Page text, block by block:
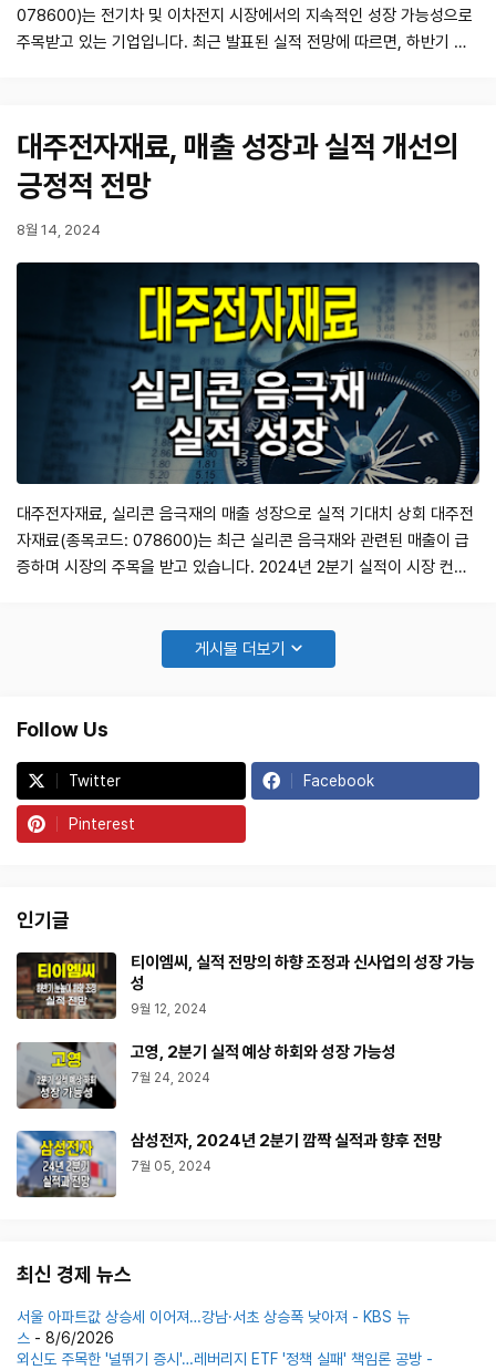
078600)는 전기차 및 이차전지 시장에서의 지속적인 성장 가능성으로
주목받고 있는 기업입니다. 최근 발표된 실적 전망에 따르면, 하반기 성
고객 다변화와 신차 탑재량 …
대주전자재료, 매출 성장과 실적 개선의
긍정적 전망
8월 14, 2024
대주전자재료, 실리콘 음극재의 매출 성장으로 실적 기대치 상회 대주전
자재료(종목코드: 078600)는 최근 실리콘 음극재와 관련된 매출이 급
증하며 시장의 주목을 받고 있습니다. 2024년 2분기 실적이 시장 컨센
총 매출액이 583억원에 달했습니다. 이는 전년 동기 대비 27% 증가한
게시물 더보기
Follow Us
Twitter Facebook
Pinterest
인기글
티이엠씨, 실적 전망의 하향 조정과 신사업의 성장 가능
성
9월 12, 2024
고영, 2분기 실적 예상 하회와 성장 가능성
7월 24, 2024
삼성전자, 2024년 2분기 깜짝 실적과 향후 전망
7월 05, 2024
최신 경제 뉴스
서울 아파트값 상승세 이어져…강남·서초 상승폭 낮아져 - KBS 뉴
스 - 8/6/2026
외신도 주목한 '널뛰기 증시'…레버리지 ETF '정책 실패' 책임론 공방 -